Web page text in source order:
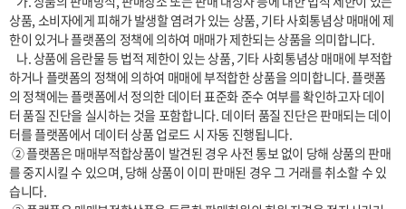
상품, 소비자에게 피해가 발생할 염려가 있는 상품, 기타 사회통념상 매매에 제
한이 있거나 플랫폼의 정책에 의하여 매매가 제한되는 상품을 의미합니다.
하거나 플랫폼의 정책에 의하여 매매에 부적합한 상품을 의미합니다. 플랫폼
의 정책에는 플랫폼에서 정의한 데이터 표준화 준수 여부를 확인하고자 데이
터 품질 진단을 실시하는 것을 포함합니다. 데이터 품질 진단은 판매되는 데이
터를 플랫폼에서 데이터 상품 업로드 시 자동 진행됩니다.
를 중지시킬 수 있으며, 당해 상품이 이미 판매된 경우 그 거래를 취소할 수 있
습니다.